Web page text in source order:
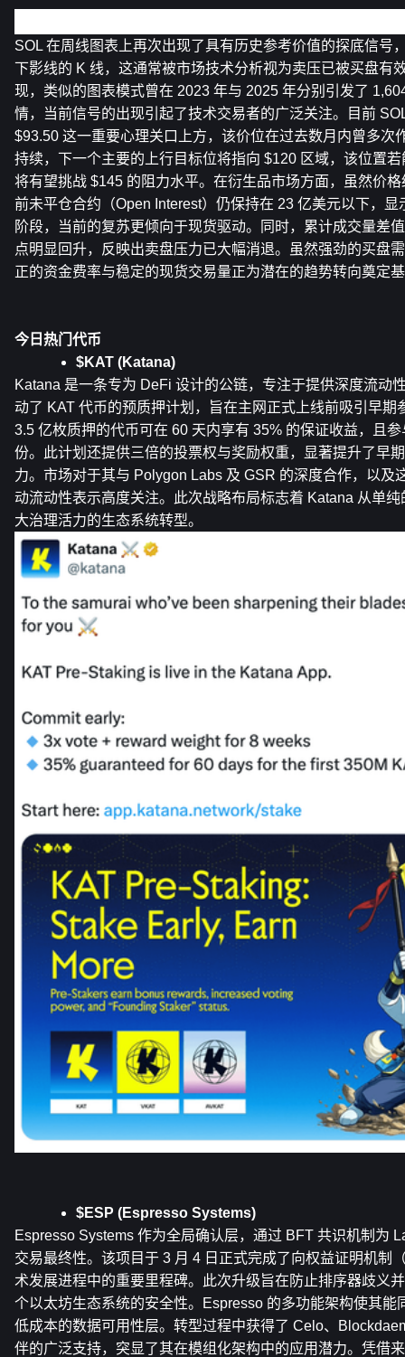
SOL 在周线图表上再次出现了具有历史参考价值的探底信号
下影线的 K 线，这通常被市场技术分析视为卖压已被买盘有
现，类似的图表模式曾在 2023 年与 2025 年分别引发了
情，当前信号的出现引起了技术交易者的广泛关注。目前
$93.50 这一重要心理关口上方，该价位在过去数月内曾多次
持续，下一个主要的上行目标位将指向 $120 区域，该位置
将有望挑战 $145 的阻力水平。在衍生品市场方面，虽然价
前未平仓合约（Open Interest）仍保持在 23 亿美元以下，
阶段，当前的复苏更倾向于现货驱动。同时，累计成交量差
点明显回升，反映出卖盘压力已大幅消退。虽然强劲的买盘
正的资金费率与稳定的现货交易量正为潜在的趋势转向奠定
今日热门代币
$KAT (Katana)
Katana 是一条专为 DeFi 设计的公链，专注于提供深度流动
动了 KAT 代币的预质押计划，旨在主网正式上线前吸引早期
3.5 亿枚质押的代币可在 60 天内享有 35% 的保证收益，且参
份。此计划还提供三倍的投票权与奖励权重，显著提升了早
力。市场对于其与 Polygon Labs 及 GSR 的深度合作，以及
动流动性表示高度关注。此次战略布局标志着 Katana 从单
大治理活力的生态系统转型。
$ESP (Espresso Systems)
Espresso Systems 作为全局确认层，通过 BFT 共识机制为
交易最终性。该项目于 3 月 4 日正式完成了向权益证明机制
术发展进程中的重要里程碑。此次升级旨在防止排序器歧义
个以太坊生态系统的安全性。Espresso 的多功能架构使其能
低成本的数据可用性层。转型过程中获得了 Celo、
伴的广泛支持，突显了其在模组化架构中的应用潜力。凭借